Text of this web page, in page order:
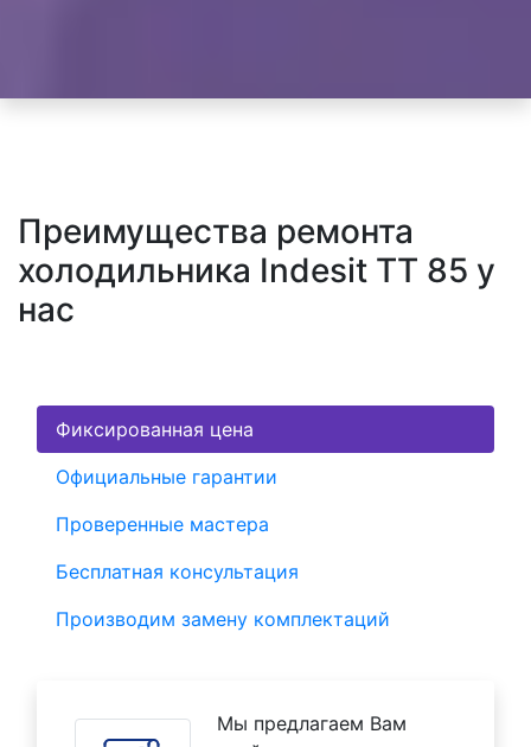
Преимущества ремонта
холодильника Indesit TT 85 у
нас
Фиксированная цена
Официальные гарантии
Проверенные мастера
Бесплатная консультация
Производим замену комплектаций
Мы предлагаем Вам